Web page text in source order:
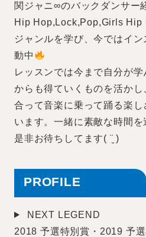
関ジャニ∞のバックダンサー
Hip Hop,Lock,Pop,Girls Hip
ジャンルを学び、今ではイ
動中
レッスンでは今まで自分が
からも得ていくものを活か
合って音楽に乗って踊る楽
います。一緒に素敵な時間を
是非お待ちしてます( ¨̮ )
PROFILE
NEXT LEGEND
2018 予選特別賞・2019 予